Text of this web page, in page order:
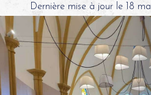
Dernière mise à jour le 18